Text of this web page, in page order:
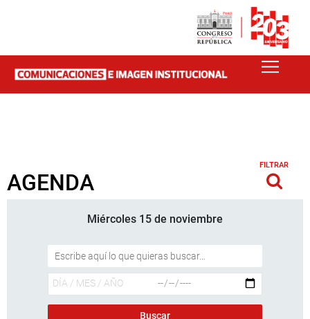
AGENDA
FILTRAR
Miércoles 15 de noviembre